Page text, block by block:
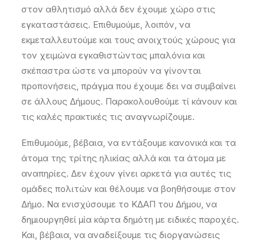
στον αθλητισμό αλλά δεν έχουμε χώρο στις
εγκαταστάσεις. Επιθυμούμε, λοιπόν, να
εκμεταλλευτούμε και τους ανοιχτούς χώρους για
τον χειμώνα εγκαθιστώντας μπαλόνια και
σκέπαστρα ώστε να μπορούν να γίνονται
προπονήσεις, πράγμα που έχουμε δει να συμβαίνει
σε άλλους Δήμους. Παρακολουθούμε τί κάνουν και
τις καλές πρακτικές τις αναγνωρίζουμε.
Επιθυμούμε, βέβαια, να εντάξουμε κανονικά και τα
άτομα της τρίτης ηλικίας αλλά και τα άτομα με
αναπηρίες. Δεν έχουν γίνει αρκετά για αυτές τις
ομάδες πολιτών και θέλουμε να βοηθήσουμε στον
Δήμο. Να ενισχύσουμε το ΚΔΑΠ του Δήμου, να
δημιουργηθεί μία κάρτα δημότη με ειδικές παροχές.
Και, βέβαια, να αναδείξουμε τις διοργανώσεις